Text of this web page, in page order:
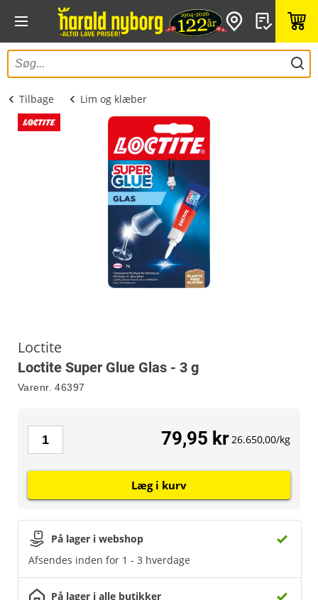
Tilbage Lim og klæber
Loctite
Loctite Super Glue Glas - 3 g
Varenr. 46397
På lager i webshop
Afsendes inden for 1 - 3 hverdage
På lager i alle butikker
79,95 kr 26.650,00/kg
Læg i kurv